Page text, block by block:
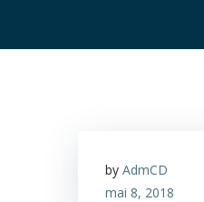
by AdmCD
mai 8, 2018